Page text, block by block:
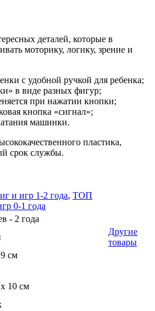
деталей, которые в
моторику, логику, зрение и
с удобной ручкой для ребенка;
в виде разных фигур;
при нажатии кнопки;
кнопка «сигнал»;
машинки.
пластика,
срок службы.
и игр 1-2 года, ТОП
0-1 года
- 2 года
Другие
товары
см
10 см